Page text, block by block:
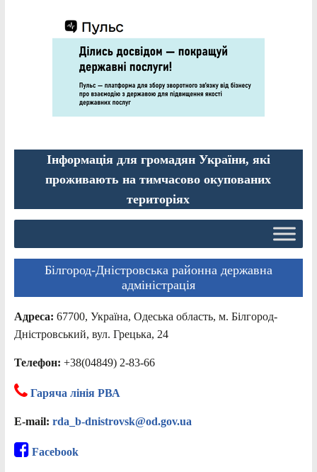
Інформація для громадян України, які
проживають на тимчасово окупованих
територіях
Білгород-Дністровська районна державна
адміністрація
Адреса: 67700, Україна, Одеська область, м. Білгород-
Дністровський, вул. Грецька, 24
Телефон: +38(04849) 2-83-66
Гаряча лінія РВА
E-mail: rda_b-dnistrovsk@od.gov.ua
Facebook